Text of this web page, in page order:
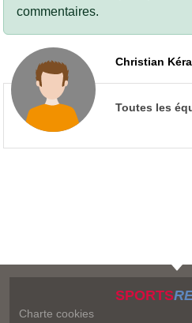
commentaires.
Christian
Toutes les
SPORTS
Charte cookies